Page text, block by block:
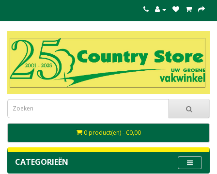
0 product(en) - €0,00
CATEGORIEËN